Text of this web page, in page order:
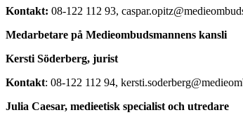
Kontakt: 08-122 112 93,
Medarbetare på Medieombudsmannens kansli
Kersti Söderberg, jurist
Kontakt: 08-122 112 94,
Julia Caesar, medieetisk specialist och utredare